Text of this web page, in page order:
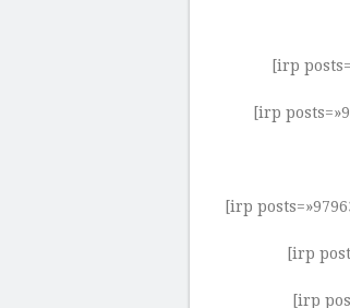
[irp
[irp
[irp
[irp
[irp